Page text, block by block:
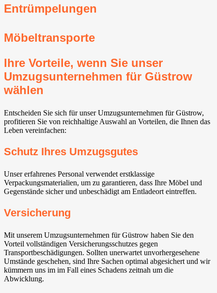
Entrümpelungen
Möbeltransporte
Ihre Vorteile, wenn Sie unser
Umzugsunternehmen für Güstrow
wählen
Entscheiden Sie sich für unser Umzugsunternehmen für Güstrow,
profitieren Sie von reichhaltige Auswahl an Vorteilen, die Ihnen das
Leben vereinfachen:
Schutz Ihres Umzugsgutes
Unser erfahrenes Personal verwendet erstklassige
Verpackungsmaterialien, um zu garantieren, dass Ihre Möbel und
Gegenstände sicher und unbeschädigt am Entladeort eintreffen.
Versicherung
Mit unserem Umzugsunternehmen für Güstrow haben Sie den
Vorteil vollständigen Versicherungsschutzes gegen
Transportbeschädigungen. Sollten unerwartet unvorhergesehene
Umstände geschehen, sind Ihre Sachen optimal abgesichert und wir
kümmern uns im im Fall eines Schadens zeitnah um die
Abwicklung.